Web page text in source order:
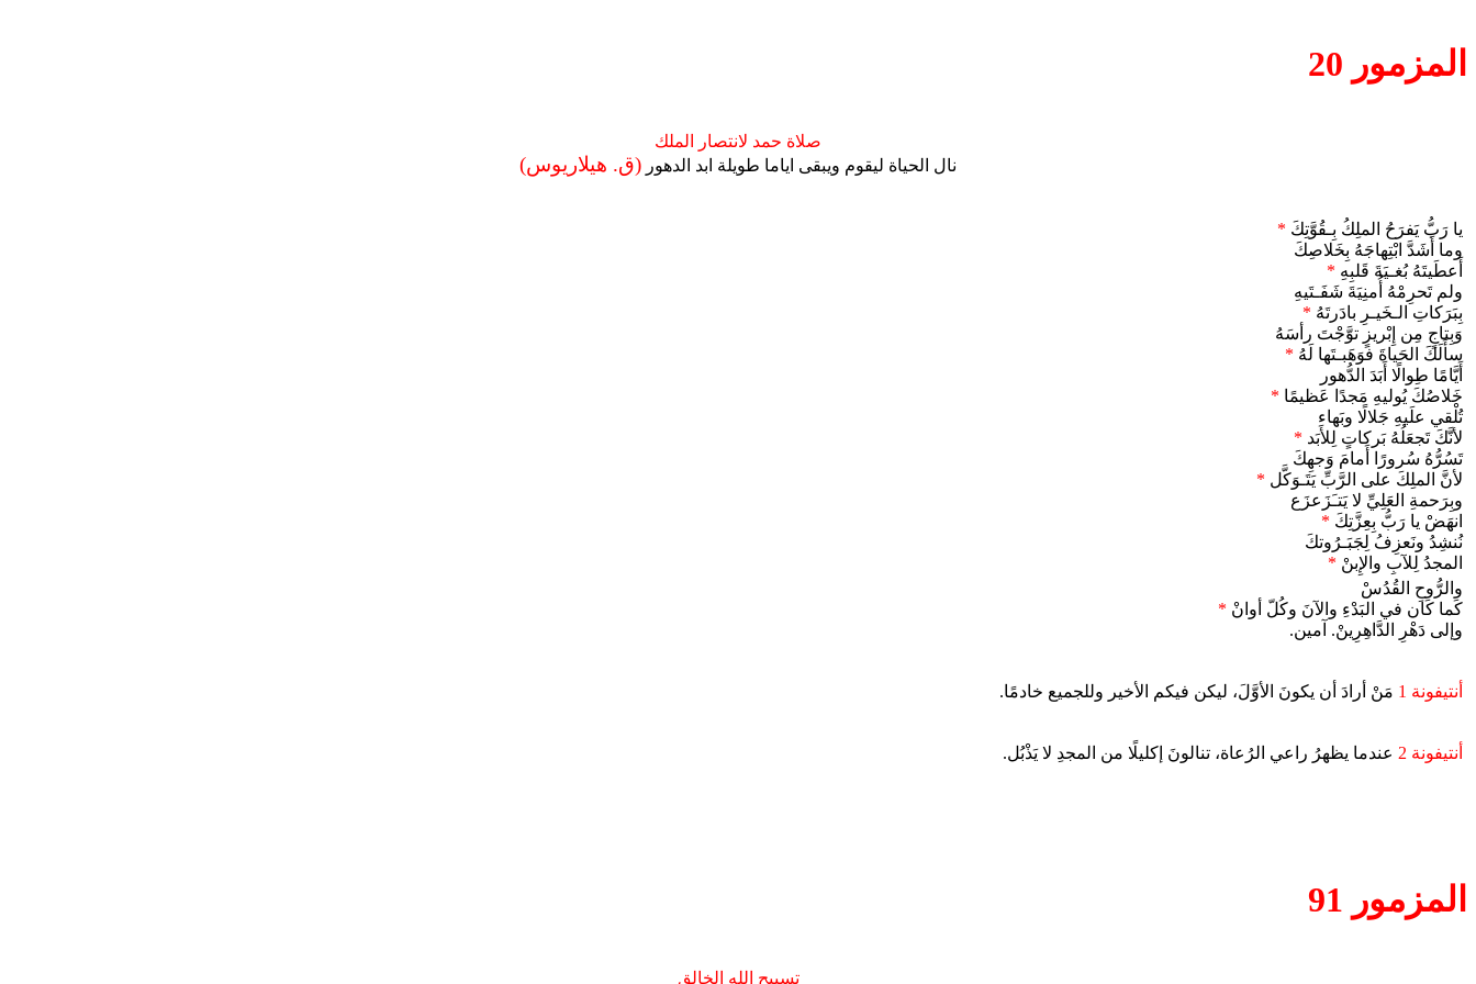
المزمور 20
صلاة حمد لانتصار الملك
نال الحياة ليقوم ويبقى اياما طويلة ابد الدهور (ق. هيلاريوس)
يا رَبُّ يَفرَحُ الملِكُ بِـقُوَّتِكَ *
وما أَشَدَّ ابْتِهاجَهُ بِخَلاصِكَ
أَعطَيتَهُ بُغـيَةَ قَلبِهِ *
ولم تَحرِمْهُ أُمنِيَةَ شَفَـتَيهِ
بِبَرَكاتِ الـخَيـرِ بادَرتَهُ *
وَبِتاجٍ مِن إِبْريزٍ توَّجْتَ رأسَهُ
سأَلَكَ الحَياةَ فوَهَبـتَها لَهُ *
أَيَّامًا طِوالًا أَبَدَ الدُّهور
خَلاصُكَ يُوليهِ مَجدًا عَظيمًا *
تُلْقي علَيهِ جَلالًا وبَهاء
لأنَّكَ تَجعَلُهُ بَركاتٍ لِلأَبَد *
تَسُرُّهُ سُرورًا أَمامَ وَجهِكَ
لأنَّ الملِكَ على الرَّبِّ يَتَـوَكَّل *
وبِرَحمةِ العَلِيِّ لا يَتـَزَعزَع
انهَضْ يا رَبُّ بِعِزَّتِكَ *
نُنشِدُ ونَعزِفُ لِجَبَـرُوتكَ
المجدُ لِلآبِ والإِبنْ *
والرُّوحِ القُدُسْ
كَما كَان في البَدْءِ والآنَ وكُلّ أوانْ *
وإلى دَهْرِ الدَّاهِرِينْ. آمين.
أنتيفونة 1 مَنْ أرادَ أن يكونَ الأوَّلَ، ليكن فيكم الأخير وللجميع خادمًا.
أنتيفونة 2 عندما يظهرُ راعي الرُعاة، تنالونَ إكليلًا من المجدِ لا يَذْبُل.
المزمور 91
تسبيح الله الخالق